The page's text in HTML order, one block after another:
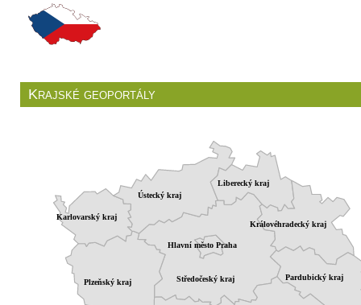
Krajské geoportály
Středočeský kraj
Plzeňský kraj
Ústecký kraj
Pardubický kraj
Liberecký kraj
Karlovarský kraj
Královéhradecký kraj
Hlavní město Praha